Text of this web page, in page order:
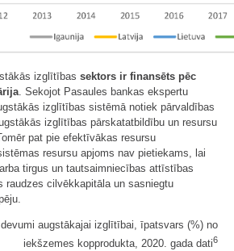
izglītības sektors ir finansēts pēc
. Sekojot Pasaules bankas ekspertu
izglītības sistēmā notiek pārvaldības
izglītības pārskatatbildību un resursu
pat pie efektīvākas resursu
resursu apjoms nav pietiekams, lai
tirgus un tautsaimniecības attīstības
raudzes cilvēkkapitāla un sasniegtu
augstākajai izglītībai, īpatsvars (%) no
iekšzemes kopprodukta, 2020. gada dati6